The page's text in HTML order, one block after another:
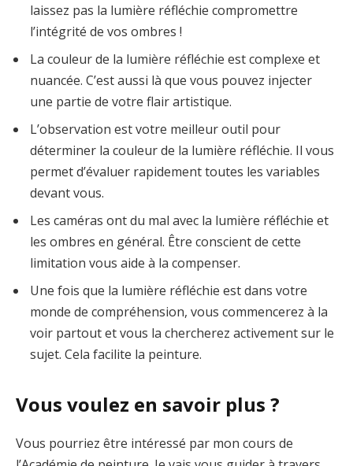
laissez pas la lumière réfléchie compromettre
l’intégrité de vos ombres !
La couleur de la lumière réfléchie est complexe et
nuancée. C’est aussi là que vous pouvez injecter
une partie de votre flair artistique.
L’observation est votre meilleur outil pour
déterminer la couleur de la lumière réfléchie. Il vous
permet d’évaluer rapidement toutes les variables
devant vous.
Les caméras ont du mal avec la lumière réfléchie et
les ombres en général. Être conscient de cette
limitation vous aide à la compenser.
Une fois que la lumière réfléchie est dans votre
monde de compréhension, vous commencerez à la
voir partout et vous la chercherez activement sur le
sujet. Cela facilite la peinture.
Vous voulez en savoir plus ?
Vous pourriez être intéressé par mon cours de